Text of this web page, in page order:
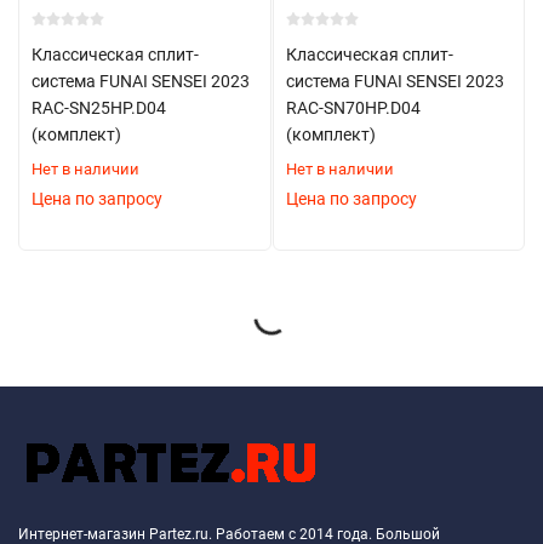
Классическая сплит-
система FUNAI SENSEI 2023
RAC-SN25HP.D04
(комплект)
Нет в наличии
Цена по запросу
Классическая сплит-
система FUNAI SENSEI 2023
RAC-SN70HP.D04
(комплект)
Нет в наличии
Цена по запросу
Интернет-магазин Partez.ru. Работаем с 2014 года. Большой